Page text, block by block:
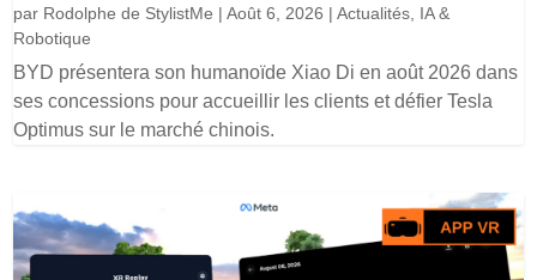
par Rodolphe de StylistMe |Août 6, 2026 |Actualités IA &
Robotique
BYD présentera son humanoïde Xiao Di en août 2026 dans
ses concessions pour accueillir les clients et défier Tesla
Optimus sur le marché chinois.